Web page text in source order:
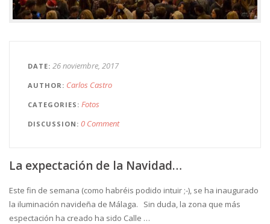
DATE 26 noviembre, 2017
AUTHOR Carlos Castro
CATEGORIES Fotos
DISCUSSION 0 Comment
La expectación de la Navidad…
Este fin de semana (como habréis podido intuir ;-), se ha inaugurado
la iluminación navideña de Málaga. Sin duda, la zona que más
espectación ha creado ha sido Calle …